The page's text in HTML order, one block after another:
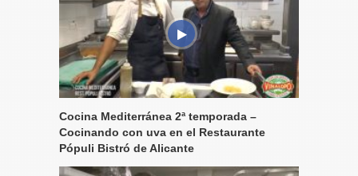
Cocina Mediterránea 2ª temporada –
Cocinando con uva en el Restaurante
Pópuli Bistró de Alicante